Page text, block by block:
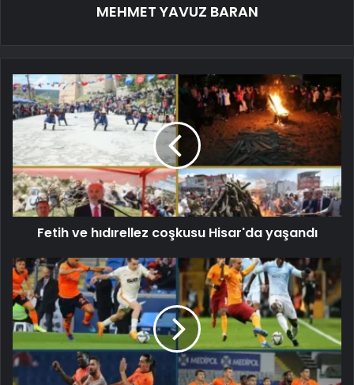
MEHMET YAVUZ BARAN
Fetih ve hıdırellez coşkusu Hisar'da yaşandı